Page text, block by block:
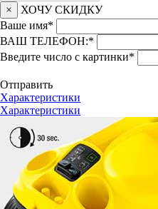
×
ХОЧУ СКИДКУ
Ваше имя*
ВАШ ТЕЛЕФОН:*
Введите число с картинки*
Отправить
Характеристики
Характеристики